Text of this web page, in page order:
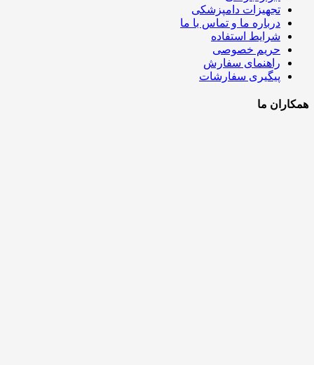
تجهیزات دامپزشکی
درباره ما و تماس با ما
شرایط استفاده
حریم خصوصی
راهنمای سفارش
پیگیری سفارشات
همکاران ما